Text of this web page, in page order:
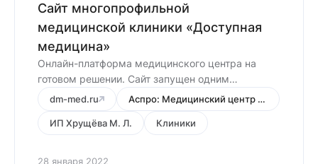
Сайт многопрофильной
медицинской клиники «Доступная
медицина»
Онлайн-платформа медицинского центра на
готовом решении. Сайт запущен одним
человеком за 2 недели.
dm-med.ru Аспро: Медицинский центр 3.0
ИП Хрущёва М. Л. Клиники
28 января 2022